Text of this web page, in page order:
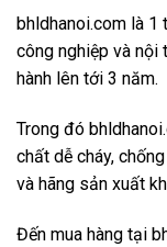
bhldhanoi.com là 1
công nghiệp và nội
hành lên tới 3 năm.
Trong đó
chất dễ cháy,
và hãng sản xuất
Đến mua hàng tại